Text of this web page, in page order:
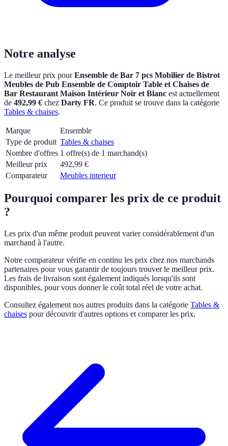
Notre analyse
Le meilleur prix pourEnsemble de Bar 7 pcs Mobilier de Bistrot
Meubles de Pub Ensemble de Comptoir Table et Chaises de
Bar Restaurant Maison Intérieur Noir et Blanc est actuellement
de 492,99 € chez Darty FR. Ce produit se trouve dans la catégorie
Tables & chaises.
Marque
Ensemble
Type de produit Tables & chaises
Nombre d'offres 1 offre(s) de 1 marchand(s)
Meilleur prix
492,99 €
Comparateur
Meubles interieur
Pourquoi comparer les prix de ce produit
?
Les prix d'un même produit peuvent varier considérablement d'un
marchand à l'autre.
Notre comparateur vérifie en continu les prix chez nos marchands
partenaires pour vous garantir de toujours trouver le meilleur prix.
Les frais de livraison sont également indiqués lorsqu'ils sont
disponibles, pour vous donner le coût total réel de votre achat.
Consultez également nos autres produits dans la catégorie Tables &
chaises pour découvrir d'autres options et comparer les prix.